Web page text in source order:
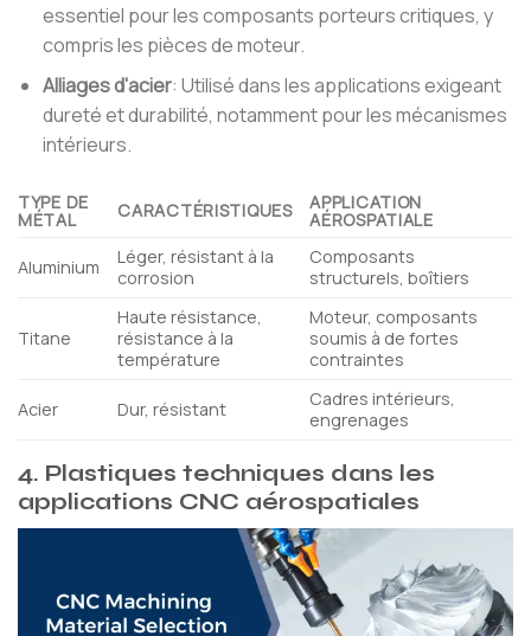
essentiel pour les composants porteurs critiques, y
compris les pièces de moteur.
Alliages d'acier: Utilisé dans les applications exigeant
dureté et durabilité, notamment pour les mécanismes
intérieurs.
TYPE DE
MÉTAL CARACTÉRISTIQUES APPLICATION
AÉROSPATIALE
Aluminium
Léger, résistant à la
corrosion
Composants
structurels, boîtiers
Titane
Haute résistance,
résistance à la
température
Moteur, composants
soumis à de fortes
contraintes
Acier Dur, résistant
Cadres intérieurs,
engrenages
4. Plastiques techniques dans les
applications CNC aérospatiales